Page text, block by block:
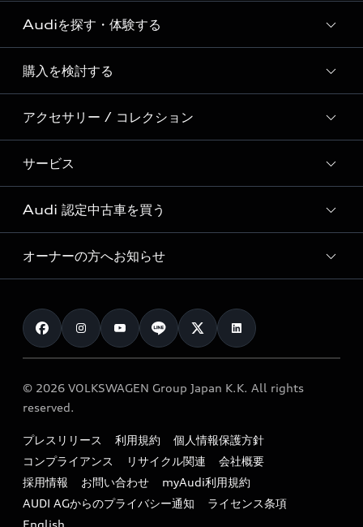
Audi ブランド
Story of Progress
Audi Sport
Formula 1®
デジタルサービス
Audiを探す・体験する
ディーラー検索
新車在庫検索
試乗車・展示車検索
見積り依頼
試乗予約
購入を検討する
モデル一覧
特別仕様モデル / 限定モデル
e-tronラインアップ
価格シミュレーション
車両比較
カタログ一覧
アクセサリー / コレクション
純正アクセサリー
オンラインショップ
Audi collection
アウディナビアプリ
サービス
サービス入庫予約
サービスプログラム
メンテナンス
車検 / 定期点検
e-tronアフターサポート
myAudi
Audi 認定中古車を買う
Audi認定中古車
クオリティ
保証
メンテナンス
ファイナンス
キャンペーン / イベント
買取査定
オーナーの方へお知らせ
お知らせ
オーナー様向けキャンペーン
特定整備適用車一覧
リサイクル法
よくある質問（FAQ）
© 2026 VOLKSWAGEN Group Japan K.K. All rights
reserved.
プレスリリース 利用規約
個人情報保護方針
コンプライアンス
リサイクル関連
会社概要
採用情報
お問い合わせ
myAudi利用規約
AUDI AGからのプライバシー通知
ライセンス条項
English